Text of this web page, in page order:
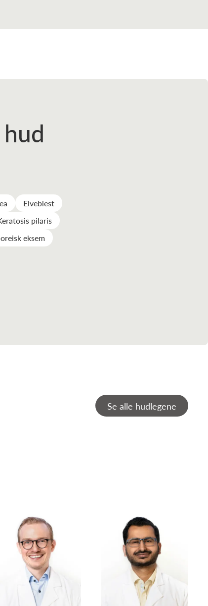
Elveblest
pilaris
eksem
Se alle hudlegene
Christian Vestli Christoffer Aam Ingvaldsen